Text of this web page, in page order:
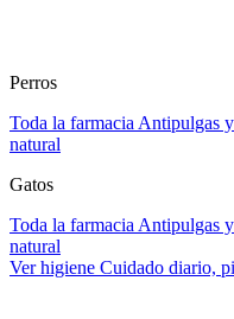
Perros
Toda la farmacia Antipulgas
natural
Gatos
Toda la farmacia Antipulgas
natural
Ver higiene Cuidado diario,